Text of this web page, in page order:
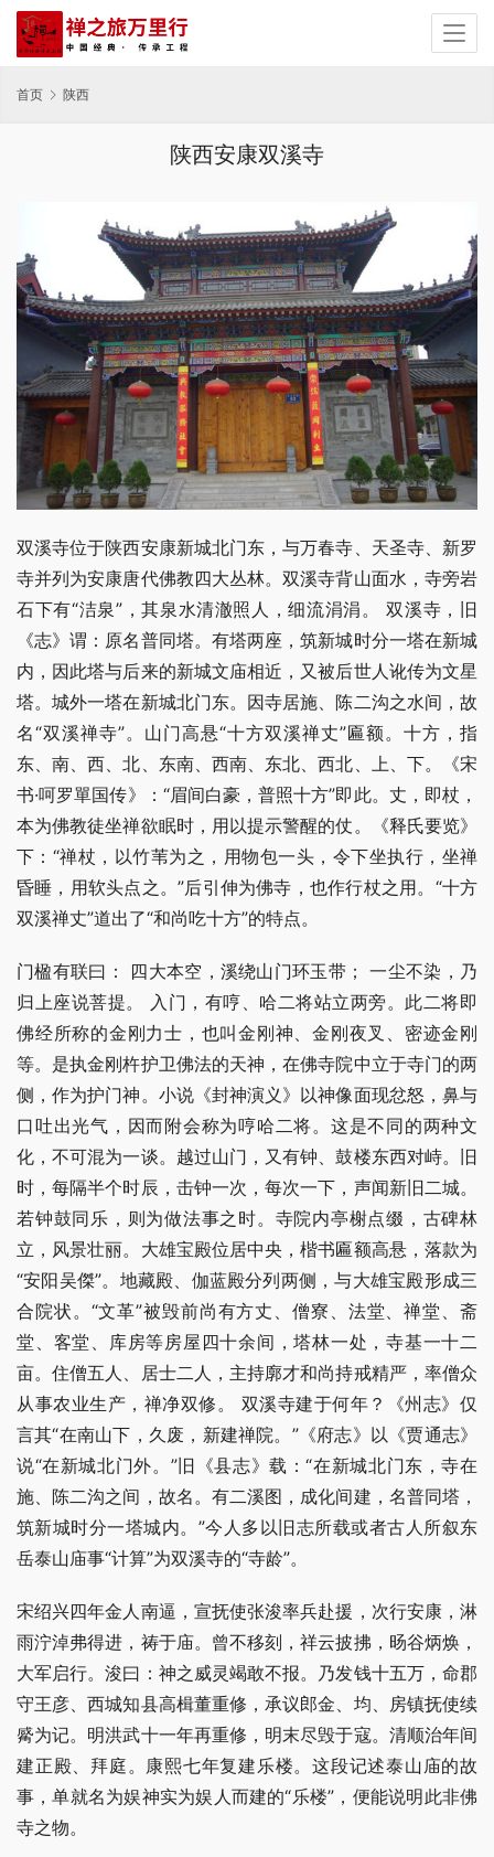
首页 陕西
陕西安康双溪寺
双溪寺位于陕西安康新城北门东，与万春寺、天圣寺、新罗
寺并列为安康唐代佛教四大丛林。双溪寺背山面水，寺旁岩
石下有“洁泉”，其泉水清澈照人，细流涓涓。 双溪寺，旧
《志》谓：原名普同塔。有塔两座，筑新城时分一塔在新城
内，因此塔与后来的新城文庙相近，又被后世人讹传为文星
塔。城外一塔在新城北门东。因寺居施、陈二沟之水间，故
名“双溪禅寺”。山门高悬“十方双溪禅丈”匾额。十方，指
东、南、西、北、东南、西南、东北、西北、上、下。《宋
书·呵罗單国传》：“眉间白豪，普照十方”即此。丈，即杖，
本为佛教徒坐禅欲眠时，用以提示警醒的仗。《释氏要览》
下：“禅杖，以竹苇为之，用物包一头，令下坐执行，坐禅
昏睡，用软头点之。”后引伸为佛寺，也作行杖之用。“十方
双溪禅丈”道出了“和尚吃十方”的特点。
门楹有联曰： 四大本空，溪绕山门环玉带； 一尘不染，乃
归上座说菩提。 入门，有哼、哈二将站立两旁。此二将即
佛经所称的金刚力士，也叫金刚神、金刚夜叉、密迹金刚
等。是执金刚杵护卫佛法的天神，在佛寺院中立于寺门的两
侧，作为护门神。小说《封神演义》以神像面现忿怒，鼻与
口吐出光气，因而附会称为哼哈二将。这是不同的两种文
化，不可混为一谈。越过山门，又有钟、鼓楼东西对峙。旧
时，每隔半个时辰，击钟一次，每次一下，声闻新旧二城。
若钟鼓同乐，则为做法事之时。寺院内亭榭点缀，古碑林
立，风景壮丽。大雄宝殿位居中央，楷书匾额高悬，落款为
“安阳吴傑”。地藏殿、伽蓝殿分列两侧，与大雄宝殿形成三
合院状。“文革”被毁前尚有方丈、僧寮、法堂、禅堂、斋
堂、客堂、库房等房屋四十余间，塔林一处，寺基一十二
亩。住僧五人、居士二人，主持廓才和尚持戒精严，率僧众
从事农业生产，禅净双修。 双溪寺建于何年？《州志》仅
言其“在南山下，久废，新建禅院。”《府志》以《贾通志》
说“在新城北门外。”旧《县志》载：“在新城北门东，寺在
施、陈二沟之间，故名。有二溪图，成化间建，名普同塔，
筑新城时分一塔城内。”今人多以旧志所载或者古人所叙东
岳泰山庙事“计算”为双溪寺的“寺龄”。
宋绍兴四年金人南逼，宣抚使张浚率兵赴援，次行安康，淋
雨泞淖弗得进，祷于庙。曾不移刻，祥云披拂，旸谷炳焕，
大军启行。浚曰：神之威灵竭敢不报。乃发钱十五万，命郡
守王彦、西城知县高楫董重修，承议郎金、均、房镇抚使续
觱为记。明洪武十一年再重修，明末尽毁于寇。清顺治年间
建正殿、拜庭。康熙七年复建乐楼。这段记述泰山庙的故
事，单就名为娱神实为娱人而建的“乐楼”，便能说明此非佛
寺之物。